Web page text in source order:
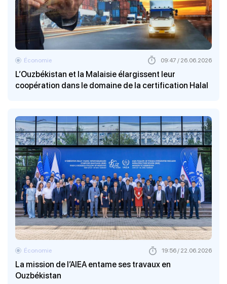
L’Ouzbékistan et la Malaisie élargissent leur
coopération dans le domaine de la certification Halal
Économie 09:47 / 26.06.2026
La mission de l’AIEA entame ses travaux en
Ouzbékistan
Économie 19:56 / 22.06.2026